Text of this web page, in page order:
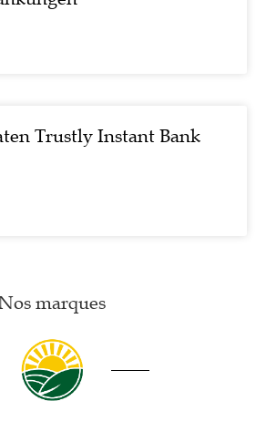
Trustly Instant Bank
marques